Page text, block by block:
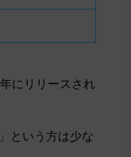
にリリースされ
という方は少な